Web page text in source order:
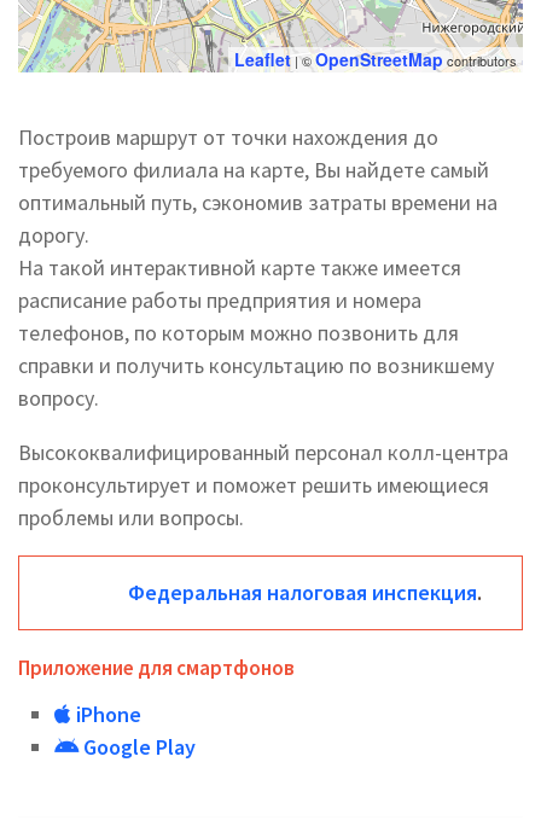
Leaflet | ©OpenStreetMap contributors
Построив маршрут от точки нахождения до
требуемого филиала на карте, Вы найдете самый
оптимальный путь, сэкономив затраты времени на
дорогу.
На такой интерактивной карте также имеется
расписание работы предприятия и номера
телефонов, по которым можно позвонить для
справки и получить консультацию по возникшему
вопросу.
Высококвалифицированный персонал колл-центра
проконсультирует и поможет решить имеющиеся
проблемы или вопросы.
Федеральная налоговая инспекция.
Приложение для смартфонов
iPhone
Google Play